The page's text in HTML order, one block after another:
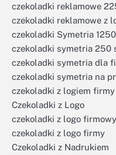
czekoladki reklamowe
czekoladki reklamowe z
czekoladki Symetria
czekoladki symetria 250
czekoladki symetria dla
czekoladki symetria na
czekoladki z logiem firmy
Czekoladki z Logo
czekoladki z logo
czekoladki z logo firmy
Czekoladki z Nadrukiem